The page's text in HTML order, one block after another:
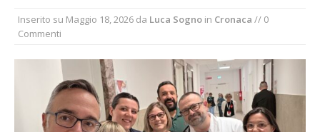
zone blu
alle pendici del Monte Barone
Centinaia di vercellesi a Oropa per il
pellegrinaggio diocesano
Intervento dei vigili del fuoco per un
Inserito su Maggio 18, 2026 da Luca Sogno in Cronaca // 0
Commenti